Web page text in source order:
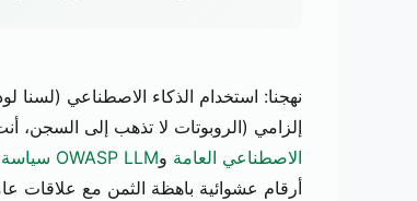
نهجنا: استخدام الذكاء الاصطناعي (لسنا
إلزامي (الروبوتات لا تذهب إلى السجن،
الاصطناعي العامة وسياسة أمان OWASP LLM
أرقام عشوائية باهظة الثمن مع علاقات